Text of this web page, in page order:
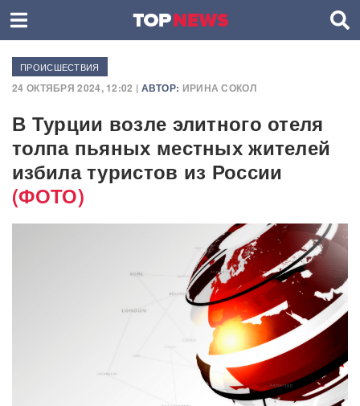
ПРОИСШЕСТВИЯ
24 ОКТЯБРЯ 2024, 12:02 | АВТОР: ИРИНА СОКОЛ
В Турции возле элитного отеля
толпа пьяных местных жителей
избила туристов из России
(ФОТО)